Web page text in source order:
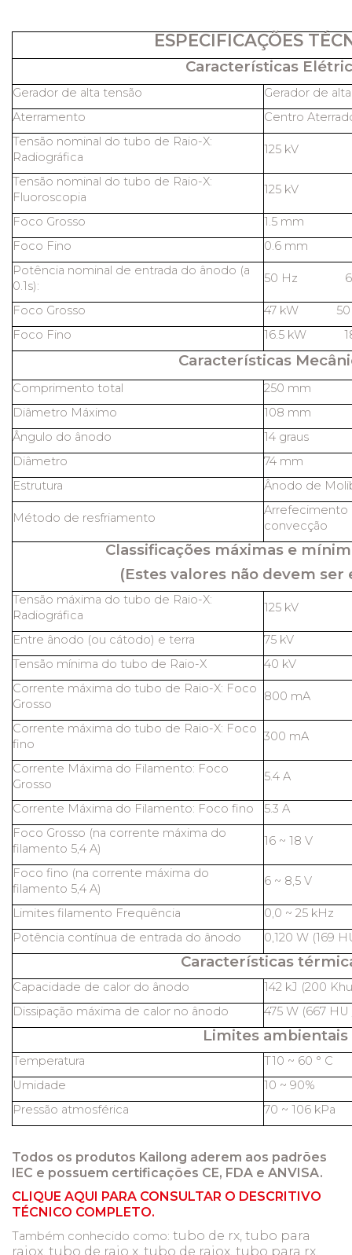
ESPECIFICAÇÕES
Características
Gerador de alta tensão
Gerador de
Aterramento
Centro
Tensão nominal do tubo de Raio-X:
Radiográfica
125 kV
Tensão nominal do tubo de Raio-X:
Fluoroscopia
125 kV
Foco Grosso
1.5 mm
Foco Fino
0.6 mm
Potência nominal de entrada do ânodo (a
0.1s):
50 Hz 60
Foco Grosso
47 kW 50
Foco Fino
16.5 kW
Características
Comprimento total
250 mm
Diâmetro Máximo
108 mm
Ângulo do ânodo
14 graus
Diâmetro
74 mm
Estrutura
Ânodo de
Método de resfriamento
Arrefecimento
convecção
Classificações máximas e
(Estes valores não devem ser
Tensão máxima do tubo de Raio-X:
Radiográfica
125 kV
Entre ânodo (ou cátodo) e terra
75 kV
Tensão mínima do tubo de Raio-X
40 kV
Corrente máxima do tubo de Raio-X: Foco
Grosso
800 mA
Corrente máxima do tubo de Raio-X: Foco
fino
300 mA
Corrente Máxima do Filamento: Foco
Grosso
5.4 A
Corrente Máxima do Filamento: Foco fino
5.3 A
Foco Grosso (na corrente máxima do
filamento 5,4 A)
16 ~ 18 V
Foco fino (na corrente máxima do
filamento 5,4 A)
6 ~ 8,5 V
Limites filamento Frequência
0,0 ~ 25 kHz
Potência contínua de entrada do ânodo
0,120 W (169
Características
Capacidade de calor do ânodo
142 kJ (200
Dissipação máxima de calor no ânodo
475 W (667 HU
Limites ambientais
Temperatura
T10 ~ 60 ° C
Umidade
10 ~ 90%
Pressão atmosférica
70 ~ 106 kPa
Todos os produtos Kailong aderem aos padrões
IEC e possuem certificações CE, FDA e ANVISA.
CLIQUE AQUI PARA CONSULTAR O DESCRITIVO
TÉCNICO COMPLETO.
Também conhecido como: tubo de rx, tubo para
raiox, tubo de raio x, tubo de raiox, tubo para rx,